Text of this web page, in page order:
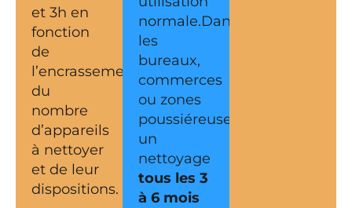
et 3h en
fonction
de
l’encrassement,
du
nombre
d’appareils
à nettoyer
et de leur
dispositions.
normale.Dans
les
bureaux,
commerces
ou zones
poussiéreuses,
un
nettoyage
tous les 3
à 6 mois